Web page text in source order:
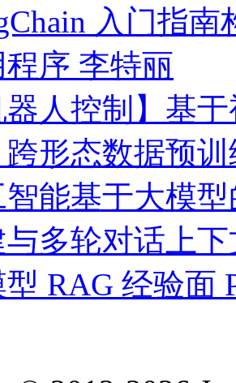
入门指
程序 李特丽
器人控制】基
跨形态数据预
智能基于大模
多轮对话上
RAG 经验面